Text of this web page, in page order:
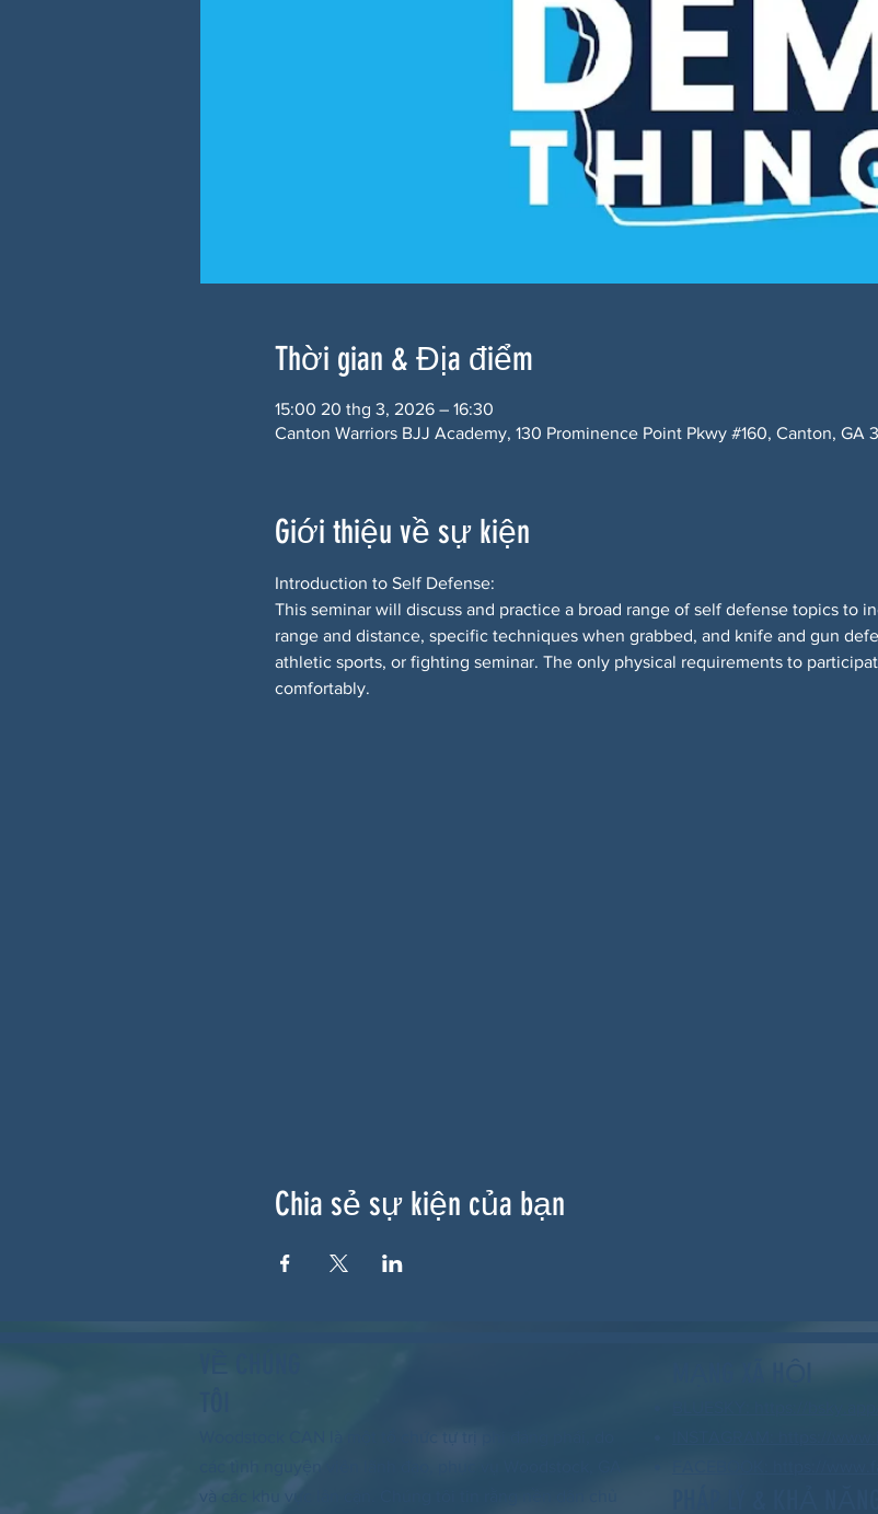
Thời gian & Địa điểm
15:00 20 thg 3, 2026 – 16:30
Canton Warriors BJJ Academy, 130 Prominence Point Pkwy #160, Canton, GA
Giới thiệu về sự kiện
Introduction to Self Defense:
This seminar will discuss and practice a broad range of self defense topics to
range and distance, specific techniques when grabbed, and knife and gun
athletic sports, or fighting seminar. The only physical requirements to
comfortably.
Chia sẻ sự kiện của bạn